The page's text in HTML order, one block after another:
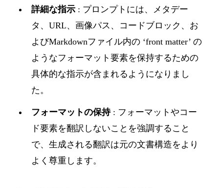
詳細な指示 : プロンプトには、メタデー
タ、URL、画像パス、コードブロック、お
よびMarkdownファイル内の ‘front matter’ の
ようなフォーマット要素を保持するための
具体的な指示が含まれるようになりまし
た。
フォーマットの保持: フォーマットやコー
ド要素を翻訳しないことを強調すること
で、生成される翻訳は元の文書構造をより
よく尊重します。